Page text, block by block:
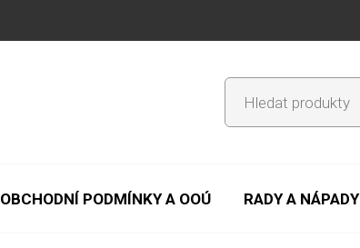
OBCHODNÍ PODMÍNKY A OOÚ RADY A NÁPADY